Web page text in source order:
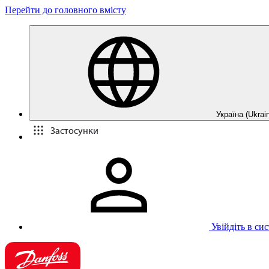
Перейти до головного вмісту
Україна
Застосунки
Увійдіть в